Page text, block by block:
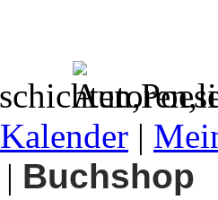
Kalender |
| Buchshop